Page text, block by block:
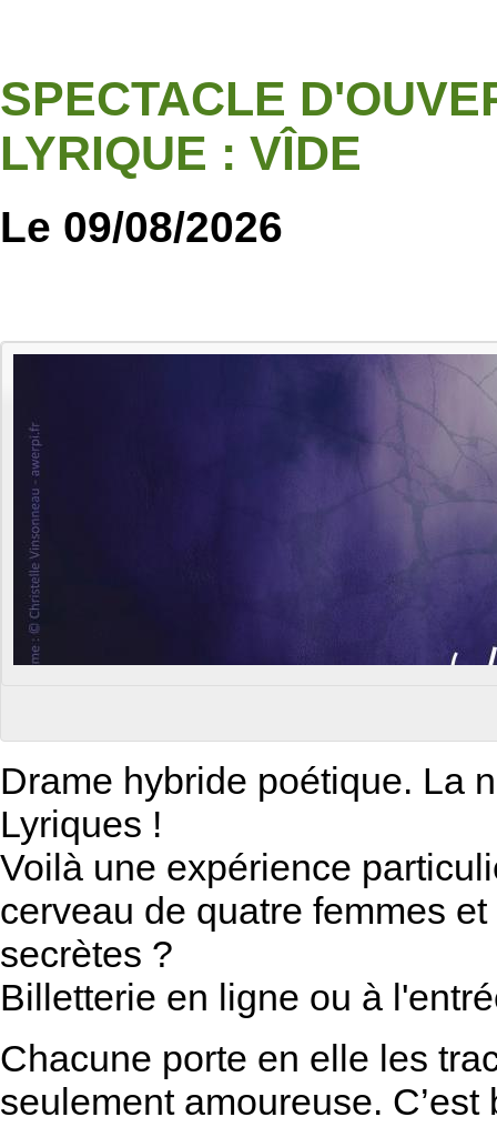
SPECTACLE
LYRIQUE : VÎDE
Le 09/08/2026
Drame hybride poétique. La
Lyriques !
Voilà une expérience
cerveau de quatre femmes
secrètes ?
Billetterie en ligne ou à
Chacune porte en elle les
seulement amoureuse. C’est